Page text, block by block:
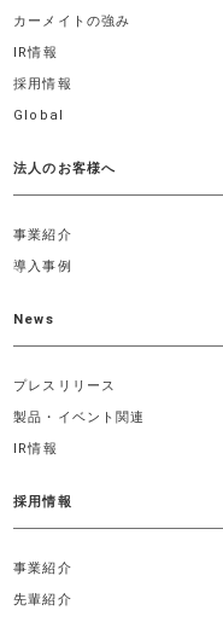
カーメイトの強み
IR情報
採用情報
Global
法人のお客様へ
事業紹介
導入事例
News
プレスリリース
製品・イベント関連
IR情報
採用情報
事業紹介
先輩紹介